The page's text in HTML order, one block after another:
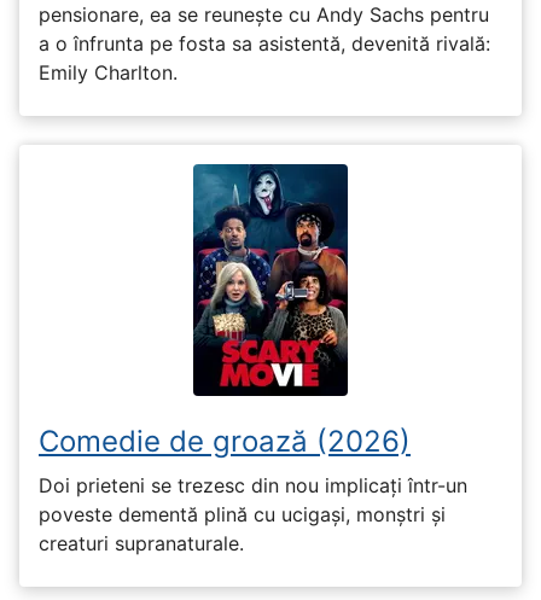
pensionare, ea se reunește cu Andy Sachs pentru
a o înfrunta pe fosta sa asistentă, devenită rivală:
Emily Charlton.
Comedie de groază (2026)
Doi prieteni se trezesc din nou implicați într-un
poveste dementă plină cu ucigași, monștri și
creaturi supranaturale.